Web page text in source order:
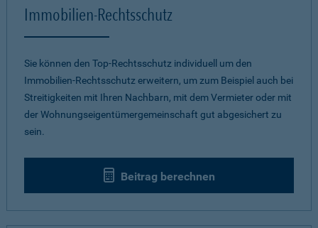
Immobilien-Rechtsschutz
Sie können den Top-Rechtsschutz individuell um den
Immobilien-Rechtsschutz erweitern, um zum Beispiel auch bei
Streitigkeiten mit Ihren Nachbarn, mit dem Vermieter oder mit
der Wohnungseigentümergemeinschaft gut abgesichert zu
sein.
Beitrag berechnen